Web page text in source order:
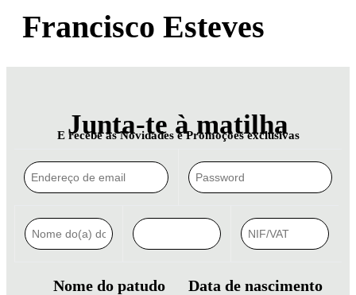
Francisco Esteves
Junta-te à matilha
E recebe as Novidades e Promoções exclusivas
Nome do patudo
Data de nascimento